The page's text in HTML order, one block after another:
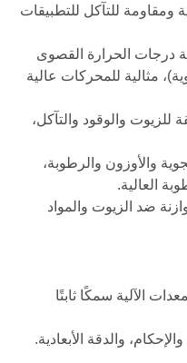
ومقاومة للتآكل للتطبيقات
درجات الحرارة القصوى
إلى 230 درجة مئوية)، مثالية للمحركات عالية
للزيوت والوقود والتآكل،
والأوزون والرطوبة،
العالية.
ضد الزيوت والمواد
الآلية سمكًا ثابتًا
والدقة الأبعادية.